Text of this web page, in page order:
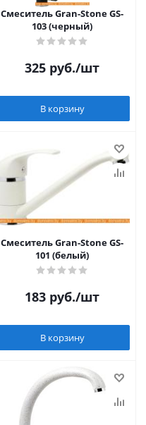
Смеситель Gran-Stone GS-
103 (черный)
325 руб./шт
В корзину
Смеситель Gran-Stone GS-
101 (белый)
183 руб./шт
В корзину